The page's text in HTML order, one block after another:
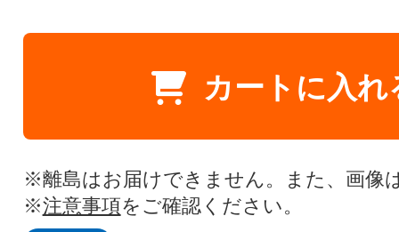
カートに入れ
※離島はお届けできません。また、画像
※注意事項をご確認ください。